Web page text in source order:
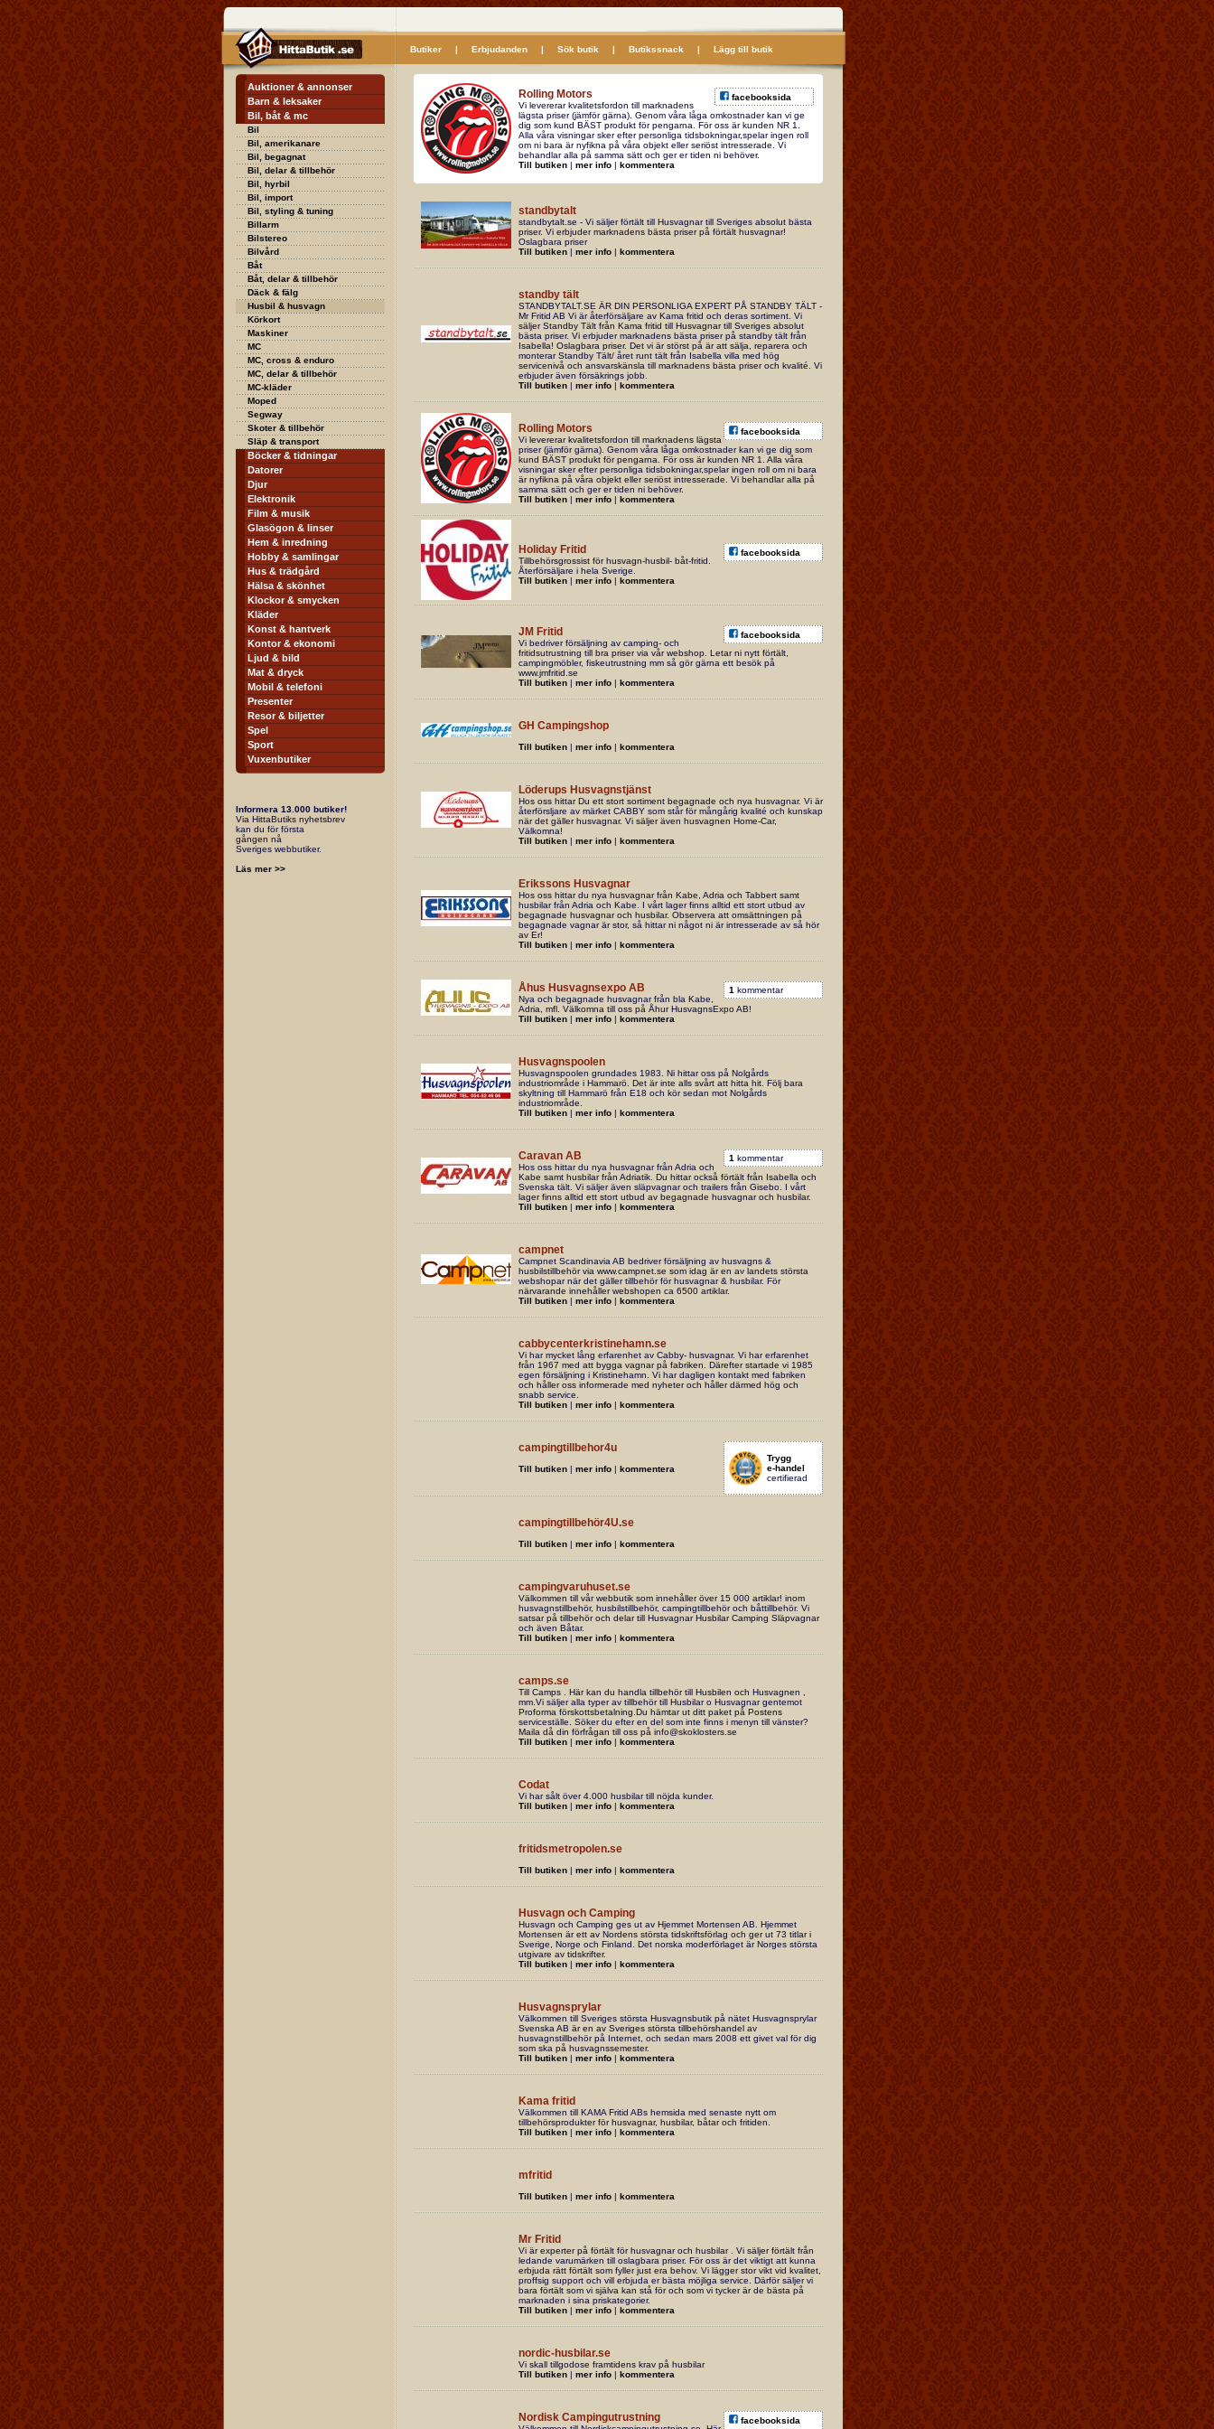
Butiker| Erbjudanden| Sök butik | Butikssnack | Lägg till butik
Auktioner & annonser
Barn & leksaker
Bil, båt & mc
Bil
Bil, amerikanare
Bil, begagnat
Bil, delar & tillbehör
Bil, hyrbil
Bil, import
Bil, styling & tuning
Billarm
Bilstereo
Bilvård
Båt
Båt, delar & tillbehör
Däck & fälg
Husbil & husvagn
Körkort
Maskiner
MC
MC, cross & enduro
MC, delar & tillbehör
MC-kläder
Moped
Segway
Skoter & tillbehör
Släp & transport
Böcker & tidningar
Datorer
Djur
Elektronik
Film & musik
Glasögon & linser
Hem & inredning
Hobby & samlingar
Hus & trädgård
Hälsa & skönhet
Klockor & smycken
Kläder
Konst & hantverk
Kontor & ekonomi
Ljud & bild
Mat & dryck
Mobil & telefoni
Presenter
Resor & biljetter
Spel
Sport
Vuxenbutiker
Informera 13.000 butiker!
Via HittaButiks nyhetsbrev
kan du för första
gången nå
Sveriges webbutiker.
Läs mer >>
facebooksida
Rolling Motors
Vi levererar kvalitetsfordon till marknadens
lägsta priser (jämför gärna). Genom våra låga omkostnader kan vi ge
dig som kund BÄST produkt för pengarna. För oss är kunden NR 1.
Alla våra visningar sker efter personliga tidsbokningar,spelar ingen roll
om ni bara är nyfikna på våra objekt eller seriöst intresserade. Vi
behandlar alla på samma sätt och ger er tiden ni behöver.
Till butiken| mer info | kommentera
standbytalt
standbytalt.se - Vi säljer förtält till Husvagnar till Sveriges absolut bästa
priser. Vi erbjuder marknadens bästa priser på förtält husvagnar!
Oslagbara priser
Till butiken| mer info| kommentera
standby tält
STANDBYTALT.SE ÄR DIN PERSONLIGA EXPERT PÅ STANDBY TÄLT -
Mr Fritid AB Vi är återförsäljare av Kama fritid och deras sortiment. Vi
säljer Standby Tält från Kama fritid till Husvagnar till Sveriges absolut
bästa priser. Vi erbjuder marknadens bästa priser på standby tält från
Isabella! Oslagbara priser. Det vi är störst på är att sälja, reparera och
monterar Standby Tält/ året runt tält från Isabella villa med hög
servicenivå och ansvarskänsla till marknadens bästa priser och kvalité. Vi
erbjuder även försäkrings jobb.
Till butiken| mer info| kommentera
facebooksida
Rolling Motors
Vi levererar kvalitetsfordon till marknadens lägsta
priser (jämför gärna). Genom våra låga omkostnader kan vi ge dig som
kund BÄST produkt för pengarna. För oss är kunden NR 1. Alla våra
visningar sker efter personliga tidsbokningar,spelar ingen roll om ni bara
är nyfikna på våra objekt eller seriöst intresserade. Vi behandlar alla på
samma sätt och ger er tiden ni behöver.
Till butiken| mer info| kommentera
facebooksida
Holiday Fritid
Tillbehörsgrossist för husvagn-husbil- båt-fritid.
Återförsäljare i hela Sverige.
Till butiken| mer info| kommentera
facebooksida
JM Fritid
Vi bedriver försäljning av camping- och
fritidsutrustning till bra priser via vår webshop. Letar ni nytt förtält,
campingmöbler, fiskeutrustning mm så gör gärna ett besök på
www.jmfritid.se
Till butiken| mer info| kommentera
GH Campingshop
Till butiken| mer info| kommentera
Löderups Husvagnstjänst
Hos oss hittar Du ett stort sortiment begagnade och nya husvagnar. Vi är
återförsljare av märket CABBY som står för mångårig kvalité och kunskap
när det gäller husvagnar. Vi säljer även husvagnen Home-Car,
Välkomna!
Till butiken| mer info| kommentera
Erikssons Husvagnar
Hos oss hittar du nya husvagnar från Kabe, Adria och Tabbert samt
husbilar från Adria och Kabe. I vårt lager finns alltid ett stort utbud av
begagnade husvagnar och husbilar. Observera att omsättningen på
begagnade vagnar är stor, så hittar ni något ni är intresserade av så hör
av Er!
Till butiken| mer info| kommentera
1 kommentar
Åhus Husvagnsexpo AB
Nya och begagnade husvagnar från bla Kabe,
Adria, mfl. Välkomna till oss på Åhur HusvagnsExpo AB!
Till butiken| mer info| kommentera
Husvagnspoolen
Husvagnspoolen grundades 1983. Ni hittar oss på Nolgårds
industriområde i Hammarö. Det är inte alls svårt att hitta hit. Följ bara
skyltning till Hammarö från E18 och kör sedan mot Nolgårds
industriområde.
Till butiken| mer info| kommentera
1 kommentar
Caravan AB
Hos oss hittar du nya husvagnar från Adria och
Kabe samt husbilar från Adriatik. Du hittar också förtält från Isabella och
Svenska tält. Vi säljer även släpvagnar och trailers från Gisebo. I vårt
lager finns alltid ett stort utbud av begagnade husvagnar och husbilar.
Till butiken| mer info| kommentera
campnet
Campnet Scandinavia AB bedriver försäljning av husvagns &
husbilstillbehör via www.campnet.se som idag är en av landets största
webshopar när det gäller tillbehör för husvagnar & husbilar. För
närvarande innehåller webshopen ca 6500 artiklar.
Till butiken| mer info| kommentera
cabbycenterkristinehamn.se
Vi har mycket lång erfarenhet av Cabby- husvagnar. Vi har erfarenhet
från 1967 med att bygga vagnar på fabriken. Därefter startade vi 1985
egen försäljning i Kristinehamn. Vi har dagligen kontakt med fabriken
och håller oss informerade med nyheter och håller därmed hög och
snabb service.
Till butiken| mer info| kommentera
Trygg
e-handel
certifierad
campingtillbehor4u
Till butiken| mer info| kommentera
campingtillbehör4U.se
Till butiken| mer info| kommentera
campingvaruhuset.se
Välkommen till vår webbutik som innehåller över 15 000 artiklar! inom
husvagnstillbehör, husbilstillbehör, campingtillbehör och båttillbehör. Vi
satsar på tillbehör och delar till Husvagnar Husbilar Camping Släpvagnar
och även Båtar.
Till butiken| mer info| kommentera
camps.se
Till Camps . Här kan du handla tillbehör till Husbilen och Husvagnen ,
mm.Vi säljer alla typer av tillbehör till Husbilar o Husvagnar gentemot
Proforma förskottsbetalning.Du hämtar ut ditt paket på Postens
serviceställe. Söker du efter en del som inte finns i menyn till vänster?
Maila då din förfrågan till oss på info@skoklosters.se
Till butiken| mer info| kommentera
Codat
Vi har sålt över 4.000 husbilar till nöjda kunder.
Till butiken| mer info| kommentera
fritidsmetropolen.se
Till butiken| mer info| kommentera
Husvagn och Camping
Husvagn och Camping ges ut av Hjemmet Mortensen AB. Hjemmet
Mortensen är ett av Nordens största tidskriftsförlag och ger ut 73 titlar i
Sverige, Norge och Finland. Det norska moderförlaget är Norges största
utgivare av tidskrifter.
Till butiken| mer info| kommentera
Husvagnsprylar
Välkommen till Sveriges största Husvagnsbutik på nätet Husvagnsprylar
Svenska AB är en av Sveriges största tillbehörshandel av
husvagnstillbehör på Internet, och sedan mars 2008 ett givet val för dig
som ska på husvagnssemester.
Till butiken| mer info| kommentera
Kama fritid
Välkommen till KAMA Fritid ABs hemsida med senaste nytt om
tillbehörsprodukter för husvagnar, husbilar, båtar och fritiden.
Till butiken| mer info| kommentera
mfritid
Till butiken| mer info| kommentera
Mr Fritid
Vi är experter på förtält för husvagnar och husbilar . Vi säljer förtält från
ledande varumärken till oslagbara priser. För oss är det viktigt att kunna
erbjuda rätt förtält som fyller just era behov. Vi lägger stor vikt vid kvalitet,
proffsig support och vill erbjuda er bästa möjliga service. Därför säljer vi
bara förtält som vi själva kan stå för och som vi tycker är de bästa på
marknaden i sina priskategorier.
Till butiken| mer info| kommentera
nordic-husbilar.se
Vi skall tillgodose framtidens krav på husbilar
Till butiken| mer info| kommentera
facebooksida
Nordisk Campingutrustning